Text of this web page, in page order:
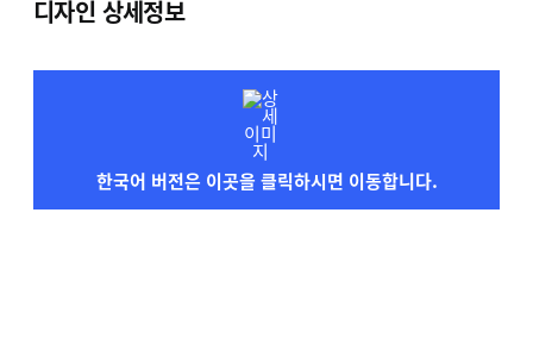
디자인 상세정보
한국어 버전은 이곳을 클릭하시면 이동합니다.